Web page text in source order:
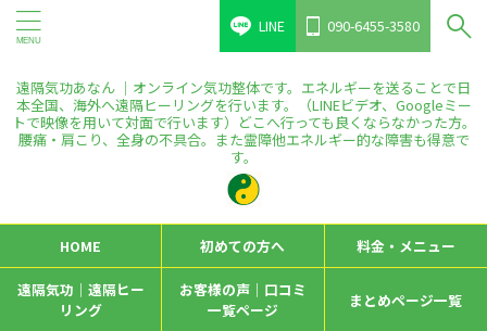
LINE 090-6455-3580
遠隔気功あなん ｜オンライン気功整体です。エネルギーを送ることで日
本全国、海外へ遠隔ヒーリングを行います。（LINEビデオ、Googleミー
トで映像を用いて対面で行います）どこへ行っても良くならなかった方。
腰痛・肩こり、全身の不具合。また霊障他エネルギー的な障害も得意で
す。
HOME 初めての方へ 料金・メニュー
遠隔気功｜遠隔ヒー
リング
お客様の声｜口コミ
一覧ページ
まとめページ一覧